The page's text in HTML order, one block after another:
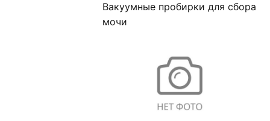
Вакуумные пробирки для сбора
мочи